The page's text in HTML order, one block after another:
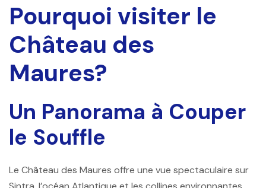
Pourquoi visiter le
Château des
Maures?
Un Panorama à Couper
le Souffle
Le Château des Maures offre une vue spectaculaire sur